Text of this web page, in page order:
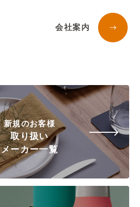
会社案内
新規のお客様
取り扱い
メーカー一覧